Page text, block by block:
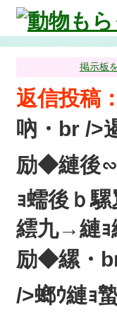
掲示板
返信投稿：
吶・br /
励◆縺後
ｮ蠕後ｂ
繧九→縺ｮ
励◆縲・
/>螂ｳ縺ｮ